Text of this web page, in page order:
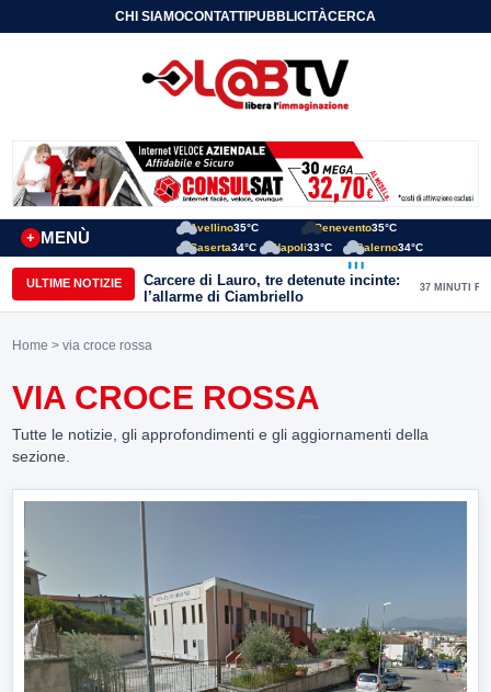
CHI SIAMOCONTATTIPUBBLICITÀCERCA
MENÙ
+
Avellino35°C Benevento35°C
Caserta34°C Napoli33°C Salerno34°C
ULTIME NOTIZIE
Carcere di Lauro, tre detenute incinte:
l’allarme di Ciambriello
37 MINUTI FA
Home > via croce rossa
VIA CROCE ROSSA
Tutte le notizie, gli approfondimenti e gli aggiornamenti della
sezione.